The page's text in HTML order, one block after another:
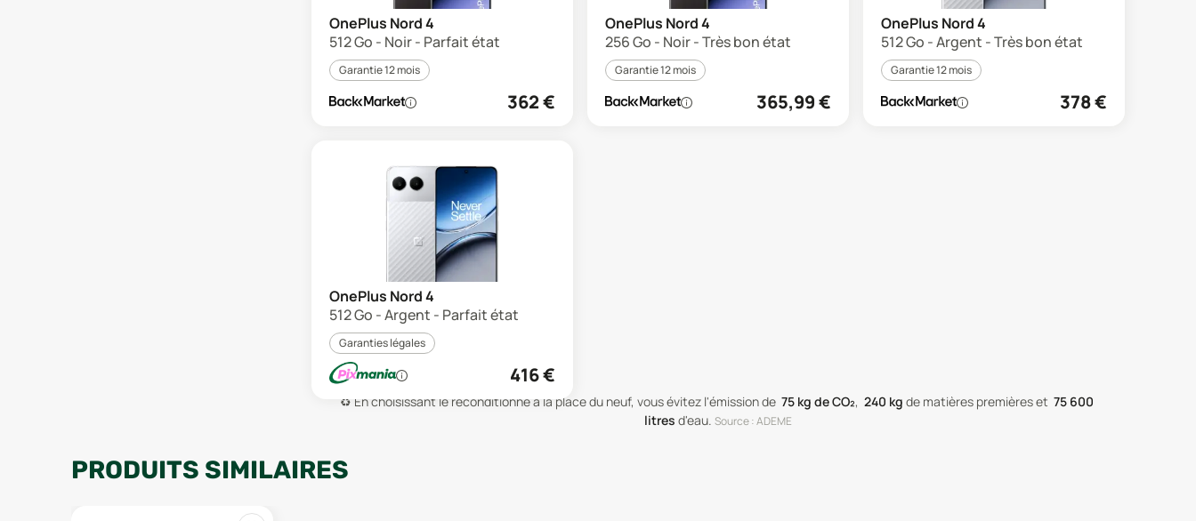
OnePlus Nord 4
512 Go - Noir - Parfait état
Garantie 12 mois
362€
OnePlus Nord 4
256 Go - Noir - Très bon état
Garantie 12 mois
365,99€
OnePlus Nord 4
512 Go - Argent - Très bon état
Garantie 12 mois
378€
OnePlus Nord 4
512 Go - Argent - Parfait état
Garanties légales
416€
♻️ En choisissant le reconditionné à la place du neuf, vous évitez l'émission de 75 kg de CO₂, 240 kg de matières premièreset 75 600
litres d'eau. Source : ADEME
PRODUITS SIMILAIRES